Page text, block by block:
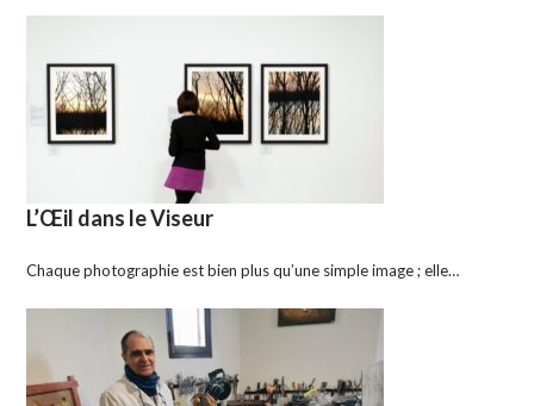
L’Œil dans le Viseur
Chaque photographie est bien plus qu’une simple image ; elle…